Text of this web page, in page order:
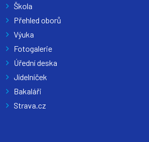
Škola
Přehled oborů
Výuka
Fotogalerie
Úřední deska
Jídelníček
Bakaláři
Strava.cz